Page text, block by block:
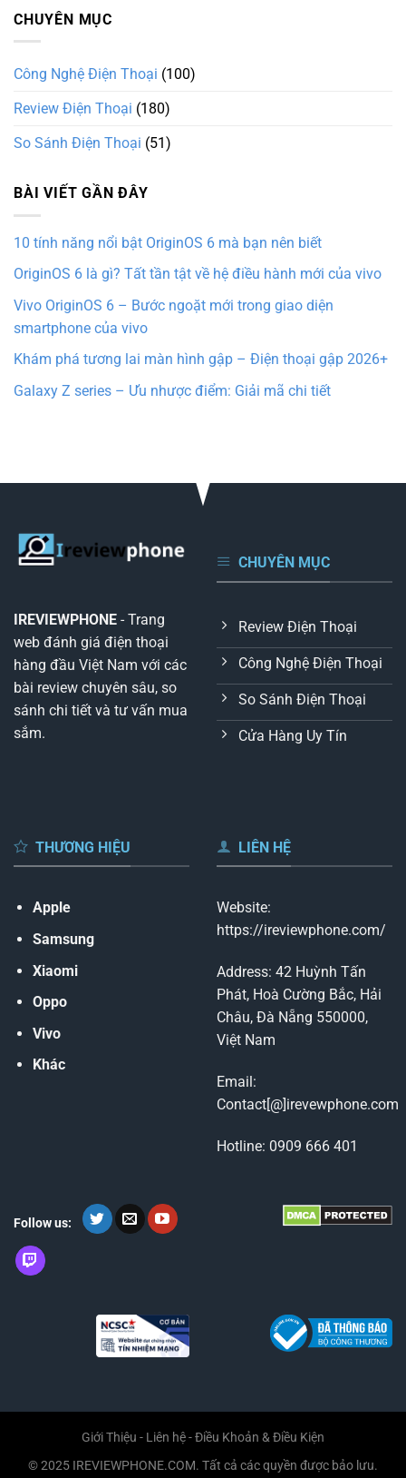
CHUYÊN MỤC
Công Nghệ Điện Thoại (100)
Review Điện Thoại (180)
So Sánh Điện Thoại (51)
BÀI VIẾT GẦN ĐÂY
10 tính năng nổi bật OriginOS 6 mà bạn nên biết
OriginOS 6 là gì? Tất tần tật về hệ điều hành mới của vivo
Vivo OriginOS 6 – Bước ngoặt mới trong giao diện
smartphone của vivo
Khám phá tương lai màn hình gập – Điện thoại gập 2026+
Galaxy Z series – Ưu nhược điểm: Giải mã chi tiết
IREVIEWPHONE - Trang
web đánh giá điện thoại
hàng đầu Việt Nam với các
bài review chuyên sâu, so
sánh chi tiết và tư vấn mua
sắm.
CHUYÊN MỤC
Review Điện Thoại
Công Nghệ Điện Thoại
So Sánh Điện Thoại
Cửa Hàng Uy Tín
THƯƠNG HIỆU
Apple
Samsung
Xiaomi
Oppo
Vivo
Khác
LIÊN HỆ
Website:
https://ireviewphone.com/
Address: 42 Huỳnh Tấn
Phát, Hoà Cường Bắc, Hải
Châu, Đà Nẵng 550000,
Việt Nam
Email:
Contact[@]irevewphone.com
Hotline: 0909 666 401
Follow us:
Giới Thiệu - Liên hệ-Điều Khoản & Điều Kiện
© 2025 IREVIEWPHONE.COM. Tất cả các quyền được bảo lưu.